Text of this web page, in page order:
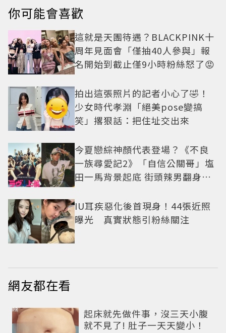
你可能會喜歡
這就是天團待遇？BLACKPINK十
周年見面會「僅抽40人參與」報
名開始到截止僅9小時粉絲怒了😡
拍出這張照片的記者小心了🤣！
少女時代孝淵「絕美pose變搞
笑」撂狠話：把住址交出來
今夏戀綜神顏代表登場？《不良
一族尋愛記2》「自信公關哥」塩
田一馬背景起底 街頭辣男翻身當
IU耳疾惡化後首現身！44張近照
曝光 真實狀態引粉絲關注
網友都在看
起床就先做件事，沒三天小腹
就不見了! 肚子一天天變小！
PR